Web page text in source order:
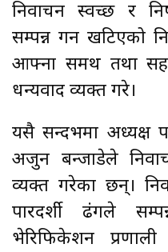
निर्वाचन स्वच्छ र
सम्पन्न गर्न खटिएको
आफ्ना समर्थ तथा
धन्यवाद व्यक्त गरे।
यसै सन्दर्भमा अध्यक्ष
अर्जुन बन्जाडेले
व्यक्त गरेका छन्।
पारदर्शी ढंगले
भेरिफिकेशन